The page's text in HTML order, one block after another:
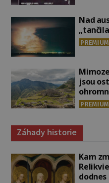
Nad
PREMIUM
jsou
PREMIUM
Záhady historie
Kam
dodnes